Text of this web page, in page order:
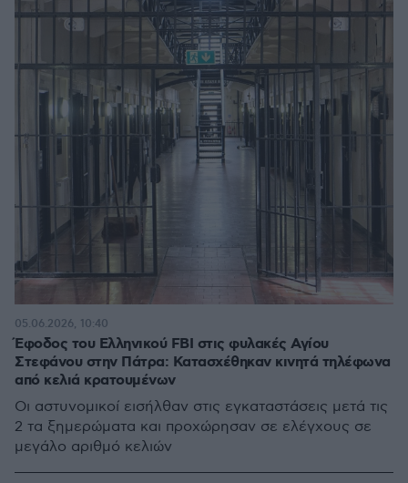
Έφοδος του Ελληνικού FBI στις φυλακές Αγίου
Στεφάνου στην Πάτρα: Κατασχέθηκαν κινητά τηλέφωνα
από κελιά κρατουμένων
Οι αστυνομικοί εισήλθαν στις εγκαταστάσεις μετά τις
2 τα ξημερώματα και προχώρησαν σε ελέγχους σε
μεγάλο αριθμό κελιών
05.06.2026, 10:40